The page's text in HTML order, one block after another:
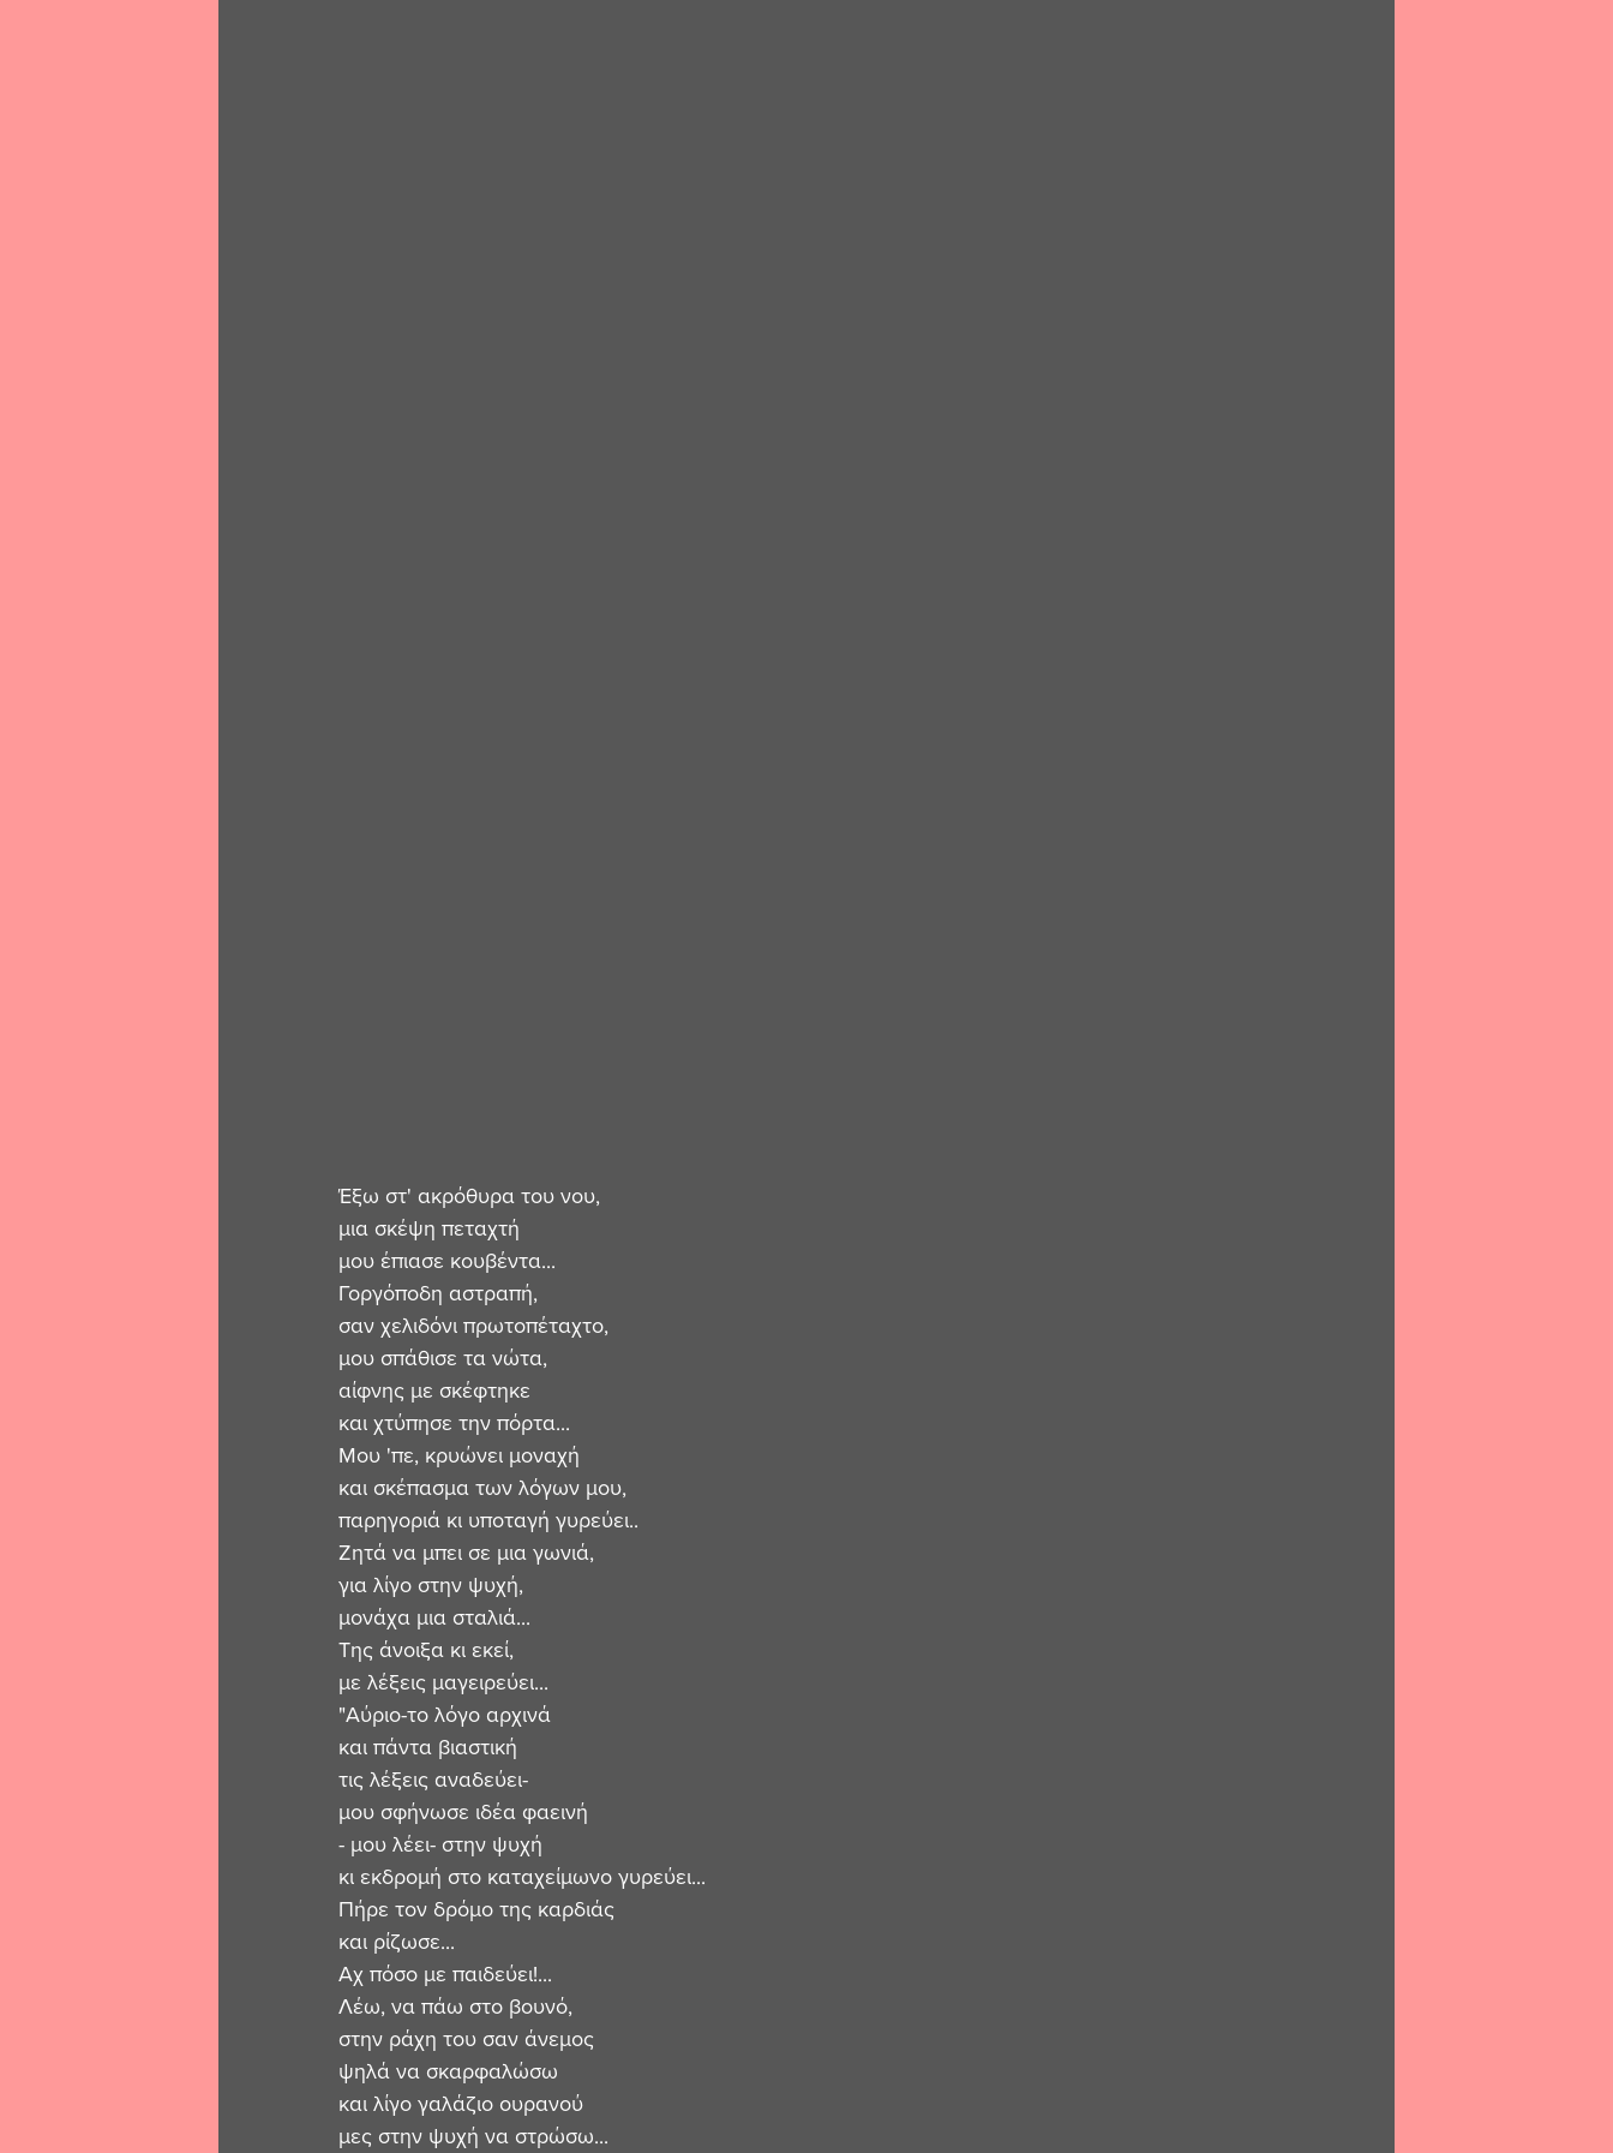
Έξω στ' ακρόθυρα του νου,
μια σκέψη πεταχτή
μου έπιασε κουβέντα...
Γοργόποδη αστραπή,
σαν χελιδόνι πρωτοπέταχτο,
μου σπάθισε τα νώτα,
αίφνης με σκέφτηκε
και χτύπησε την πόρτα...
Μου 'πε, κρυώνει μοναχή
και σκέπασμα των λόγων μου,
παρηγοριά κι υποταγή γυρεύει..
Ζητά να μπει σε μια γωνιά,
για λίγο στην ψυχή,
μονάχα μια σταλιά...
Της άνοιξα κι εκεί,
με λέξεις μαγειρεύει...
"Αύριο-το λόγο αρχινά
και πάντα βιαστική
τις λέξεις αναδεύει-
μου σφήνωσε ιδέα φαεινή
- μου λέει- στην ψυχή
κι εκδρομή στο καταχείμωνο γυρεύει...
Πήρε τον δρόμο της καρδιάς
και ρίζωσε...
Αχ πόσο με παιδεύει!...
Λέω, να πάω στο βουνό,
στην ράχη του σαν άνεμος
ψηλά να σκαρφαλώσω
και λίγο γαλάζιο ουρανού
μες στην ψυχή να στρώσω...